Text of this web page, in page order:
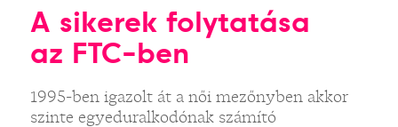
A sikerek folytatása
az FTC-ben
1995-ben igazolt át a női mezőnyben akkor
szinte egyeduralkodónak számító